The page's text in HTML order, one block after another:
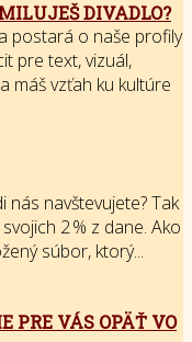
DIVADLO?
postará o naše profily
pre text, vizuál,
máš vzťah ku kultúre
nás navštevujete? Tak
2 % z dane. Ako
súbor, ktorý...
PRE VÁS OPÄŤ VO